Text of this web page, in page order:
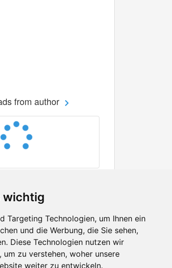
wichtig
Targeting Technologien, um Ihnen ein
und die Werbung, die Sie sehen,
Diese Technologien nutzen wir
um zu verstehen, woher unsere
weiter zu entwickeln.
from author